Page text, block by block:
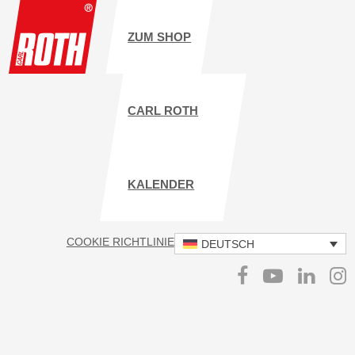
ZUM SHOP
CARL ROTH
KALENDER
DEUTSCH DATENSCHUTZ
IMPRESSUM
COOKIE RICHTLINIE